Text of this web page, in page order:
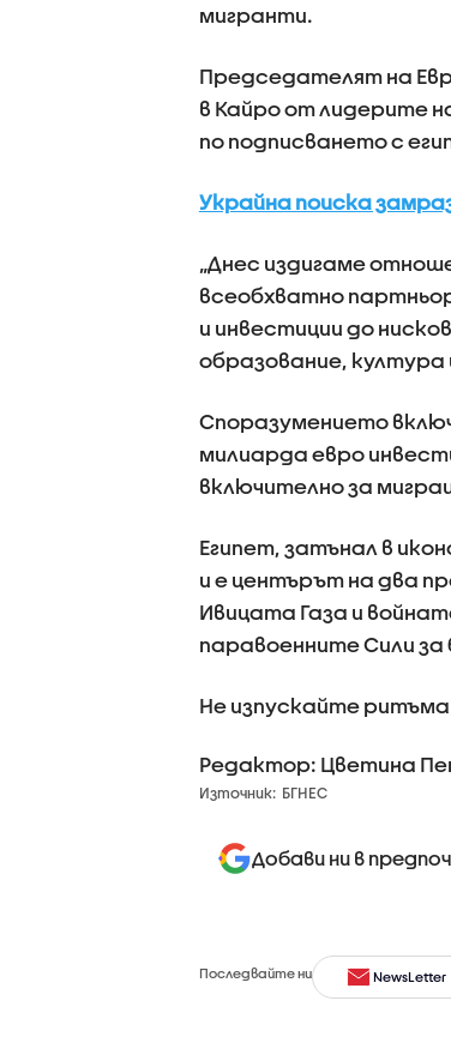
мигранти.
Председателят на
в Кайро от лидерите
по подписването с
Украйна поиска
„Днес издигаме
всеобхватно
и инвестиции до
образование, култура
Споразумението
милиарда евро
включително за
Египет, затънал в
и е центърът на два
Ивицата Газа и
паравоенните Сили за
Не изпускайте
Редактор: Цветина
Източник: БГНЕС
Добави ни в
Последвайте ни NewsLetter